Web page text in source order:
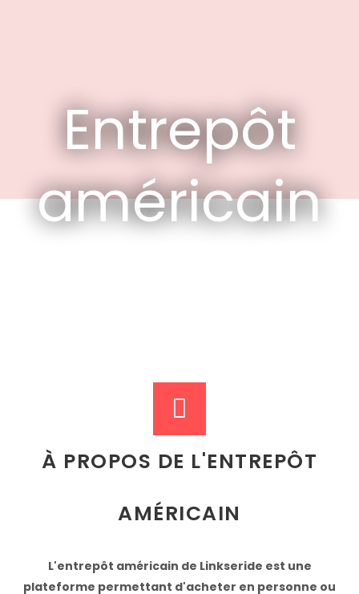
Entrepôt
américain
À PROPOS DE L'ENTREPÔT
AMÉRICAIN
L'entrepôt américain de Linkseride est une
plateforme permettant d'acheter en personne ou